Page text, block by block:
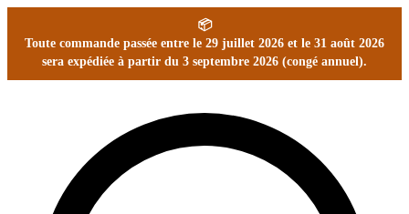
📦
Toute commande passée entre le 29 juillet 2026 et le 31 août 2026
sera expédiée à partir du 3 septembre 2026 (congé annuel).